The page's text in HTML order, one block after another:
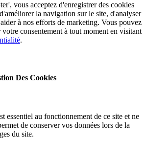
vous acceptez d'enregistrer des cookies
la navigation sur le site, d'analyser
à nos efforts de marketing. Vous pouvez
consentement à tout moment en visitant
.
Des Cookies
essentiel au fonctionnement de ce site et ne
de conserver vos données lors de la
du site.